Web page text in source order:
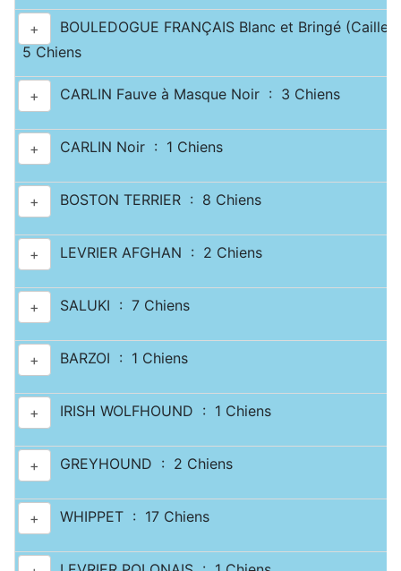
+
BOULEDOGUE FRANÇAIS Blanc et Bringé
5 Chiens
+ CARLIN Fauve à Masque Noir : 3 Chiens
+ CARLIN Noir : 1 Chiens
+ BOSTON TERRIER : 8 Chiens
+ LEVRIER AFGHAN : 2 Chiens
+ SALUKI : 7 Chiens
+ BARZOI : 1 Chiens
+ IRISH WOLFHOUND : 1 Chiens
+ GREYHOUND : 2 Chiens
+ WHIPPET : 17 Chiens